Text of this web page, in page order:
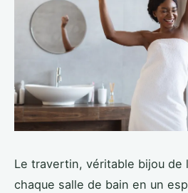
Le travertin, véritable bijou de
chaque salle de bain en un